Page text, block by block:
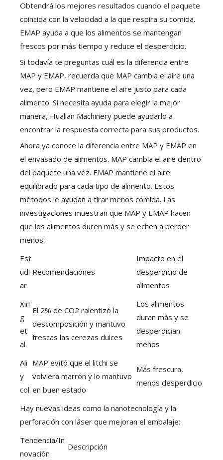
Obtendrá los mejores resultados cuando el paquete
coincida con la velocidad a la que respira su comida.
EMAP ayuda a que los alimentos se mantengan
frescos por más tiempo y reduce el desperdicio.
Si todavía te preguntas cuál es la diferencia entre
MAP y EMAP, recuerda que MAP cambia el aire una
vez, pero EMAP mantiene el aire justo para cada
alimento. Si necesita ayuda para elegir la mejor
manera, Hualian Machinery puede ayudarlo a
encontrar la respuesta correcta para sus productos.
Ahora ya conoce la diferencia entre MAP y EMAP en
el envasado de alimentos. MAP cambia el aire dentro
del paquete una vez. EMAP mantiene el aire
equilibrado para cada tipo de alimento. Estos
métodos le ayudan a tirar menos comida. Las
investigaciones muestran que MAP y EMAP hacen
que los alimentos duren más y se echen a perder
menos:
Est
udi
ar
Recomendaciones
Impacto en el
desperdicio de
alimentos
Xin
g
et
al.
El 2% de CO2 ralentizó la
descomposición y mantuvo
frescas las cerezas dulces
Los alimentos
duran más y se
desperdician
menos
Ali
y
col.
MAP evitó que el litchi se
volviera marrón y lo mantuvo
en buen estado
Más frescura,
menos desperdicio
Hay nuevas ideas como la nanotecnología y la
perforación con láser que mejoran el embalaje:
Tendencia/In
novación
Descripción